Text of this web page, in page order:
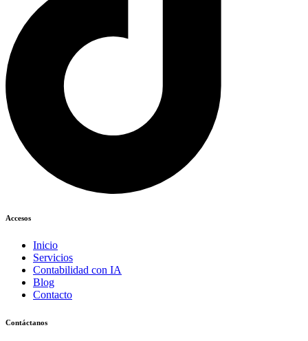
Accesos
Inicio
Servicios
Contabilidad con IA
Blog
Contacto
Contáctanos